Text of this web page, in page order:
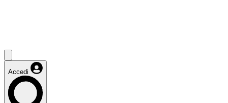
Accedi